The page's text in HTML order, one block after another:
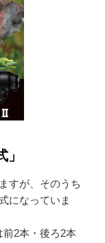
すが、そのうち
になっていま
2本・後ろ2本